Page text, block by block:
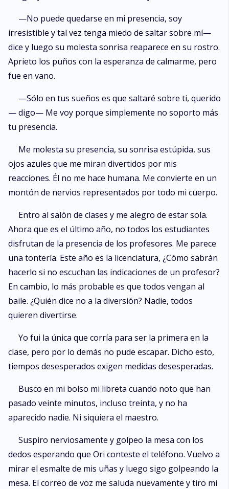
—No puede quedarse en mi presencia, soy
irresistible y tal vez tenga miedo de saltar sobre mí—
dice y luego su molesta sonrisa reaparece en su rostro.
Aprieto los puños con la esperanza de calmarme, pero
fue en vano.
—Sólo en tus sueños es que saltaré sobre ti, querido
— digo— Me voy porque simplemente no soporto más
tu presencia.
Me molesta su presencia, su sonrisa estúpida, sus
ojos azules que me miran divertidos por mis
reacciones. Él no me hace humana. Me convierte en un
montón de nervios representados por todo mi cuerpo.
Entro al salón de clases y me alegro de estar sola.
Ahora que es el último año, no todos los estudiantes
disfrutan de la presencia de los profesores. Me parece
una tontería. Este año es la licenciatura, ¿Cómo sabrán
hacerlo si no escuchan las indicaciones de un profesor?
En cambio, lo más probable es que todos vengan al
baile. ¿Quién dice no a la diversión? Nadie, todos
quieren divertirse.
Yo fui la única que corría para ser la primera en la
clase, pero por lo demás no pude escapar. Dicho esto,
tiempos desesperados exigen medidas desesperadas.
Busco en mi bolso mi libreta cuando noto que han
pasado veinte minutos, incluso treinta, y no ha
aparecido nadie. Ni siquiera el maestro.
Suspiro nerviosamente y golpeo la mesa con los
dedos esperando que Ori conteste el teléfono. Vuelvo a
mirar el esmalte de mis uñas y luego sigo golpeando la
mesa. El correo de voz me saluda nuevamente y tiro mi